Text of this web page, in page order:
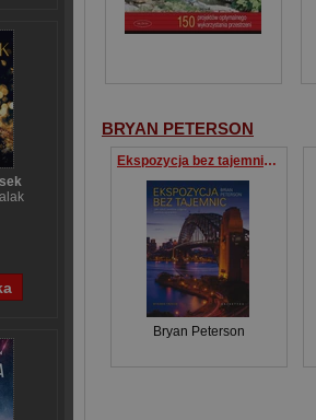
BRYAN PETERSON
Ekspozycja bez tajemnic Jak robić świetne zdjęcia każdym aparatem
Bryan Peterson